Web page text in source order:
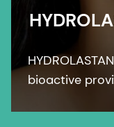
bioactive
of protection